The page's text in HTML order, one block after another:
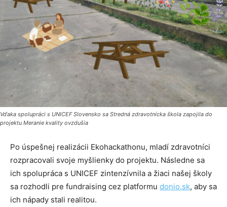
Vďaka spolupráci s UNICEF Slovensko sa Stredná zdravotnícka škola zapojila do
projektu Meranie kvality ovzdušia
Po úspešnej realizácii Ekohackathonu, mladí zdravotníci
rozpracovali svoje myšlienky do projektu. Následne sa
ich spolupráca s UNICEF zintenzívnila a žiaci našej školy
sa rozhodli pre fundraising cez platformu donio.sk, aby sa
ich nápady stali realitou.